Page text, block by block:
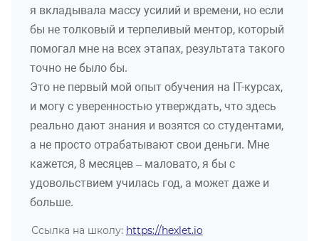
я вкладывала массу усилий и времени, но если
бы не толковый и терпеливый ментор, который
помогал мне на всех этапах, результата такого
точно не было бы.
Это не первый мой опыт обучения на IT-курсах,
и могу с уверенностью утверждать, что здесь
реально дают знания и возятся со студентами,
а не просто отрабатывают свои деньги. Мне
кажется, 8 месяцев – маловато, я бы с
удовольствием училась год, а может даже и
больше.
Ссылка на школу: https://hexlet.io